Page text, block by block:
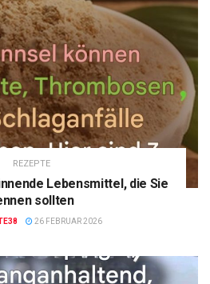
REZEPTE
Lebensmittel, die Sie
sollten
26 FEBRUAR 2026